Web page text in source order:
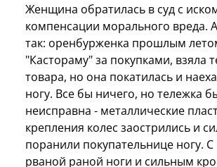
Женщина обратилась в суд с
компенсации морального вреда.
так: оренбурженка прошлым
"Кастораму" за покупками, взяла
товара, но она покатилась и
ногу. Все бы ничего, но тележка
неисправна - металлические
крепления колес заострились и
поранили покупательнице ногу. С
рваной раной ноги и сильным